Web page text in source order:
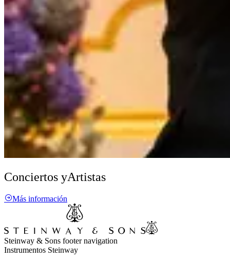
Conciertos yArtistas
Más información
Steinway & Sons footer navigation
Instrumentos Steinway